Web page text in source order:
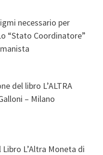
necessario per
“Stato Coordinatore”
del libro L’ALTRA
– Milano
L’Altra Moneta di